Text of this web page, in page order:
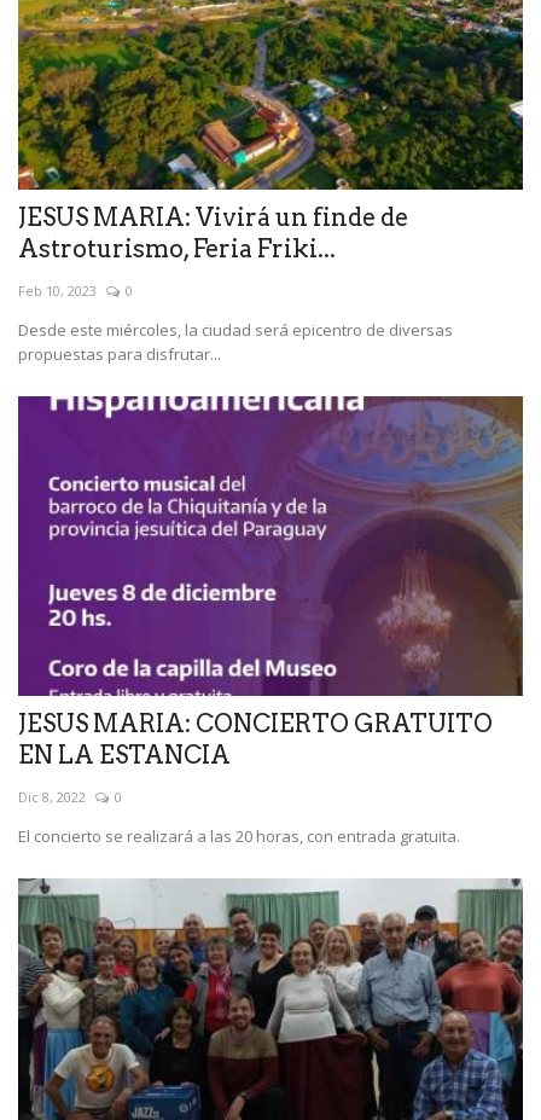
JESUS MARIA: Vivirá un finde de
Astroturismo, Feria Friki...
Feb 10, 2023 0
Desde este miércoles, la ciudad será epicentro de diversas
propuestas para disfrutar...
JESUS MARIA: CONCIERTO GRATUITO
EN LA ESTANCIA
Dic 8, 2022 0
El concierto se realizará a las 20 horas, con entrada gratuita.